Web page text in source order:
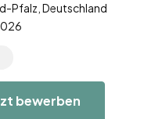
Pfalz, Deutschland
bewerben